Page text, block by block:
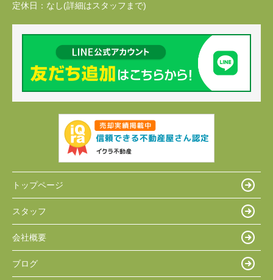
定休日： なし(詳細はスタッフまで)
トップページ
スタッフ
会社概要
ブログ